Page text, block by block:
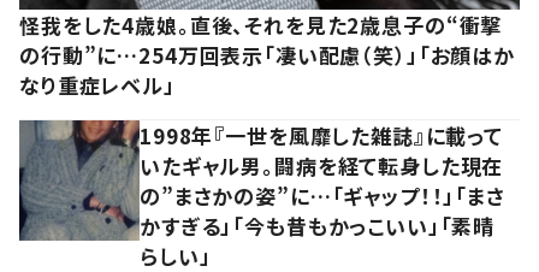
怪我をした4歳娘。直後、それを見た2歳息子の“衝撃
の行動”に…254万回表示「凄い配慮（笑）」「お顔はか
なり重症レベル」
1998年『一世を風靡した雑誌』に載って
いたギャル男。闘病を経て転身した現在
の”まさかの姿”に…「ギャップ！！」「まさ
かすぎる」「今も昔もかっこいい」「素晴
らしい」